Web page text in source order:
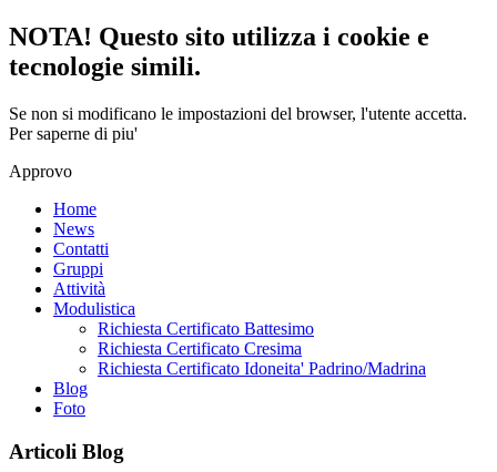
NOTA! Questo sito utilizza i cookie e
tecnologie simili.
Se non si modificano le impostazioni del browser, l'utente accetta.
Per saperne di piu'
Approvo
Home
News
Contatti
Gruppi
Attività
Modulistica
Richiesta Certificato Battesimo
Richiesta Certificato Cresima
Richiesta Certificato Idoneita' Padrino/Madrina
Blog
Foto
Articoli Blog